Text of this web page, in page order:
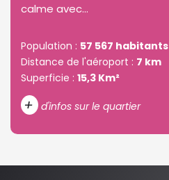
calme avec...
Population : 57 567 habitants
Distance de l'aéroport : 7 km
Superficie : 15,3 Km²
+ d'infos sur le quartier